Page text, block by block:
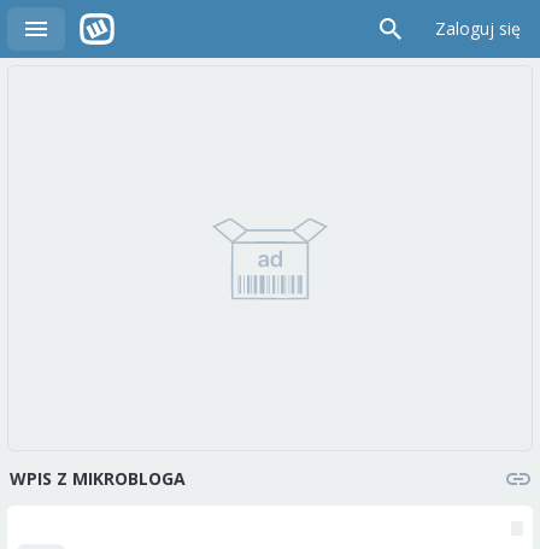
Zaloguj się
WPIS Z MIKROBLOGA